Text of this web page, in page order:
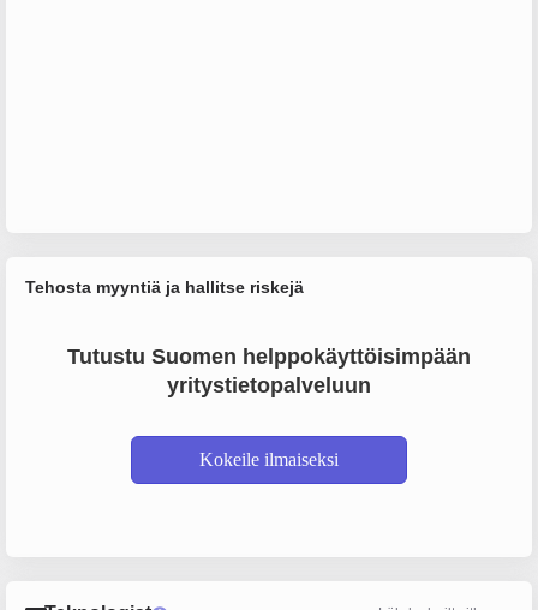
Tehosta myyntiä ja hallitse riskejä
Tutustu Suomen helppokäyttöisimpään
yritystietopalveluun
Kokeile ilmaiseksi